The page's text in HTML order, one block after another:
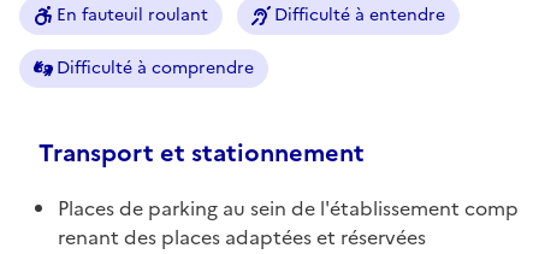
En fauteuil roulant Difficulté à entendre
Difficulté à comprendre
Transport et stationnement
Places de parking au sein de l'établissement comp
renant des places adaptées et réservées